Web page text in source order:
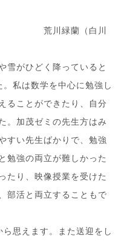
白川
雪がひどく降っていると
私は数学を中心に勉強し
ることができたり、自分
。加茂ゼミの先生方はみ
すい先生ばかりで、勉強
勉強の両立が難しかった
たり、映像授業を受けた
部活と両立することもで
思えます。また送迎をし